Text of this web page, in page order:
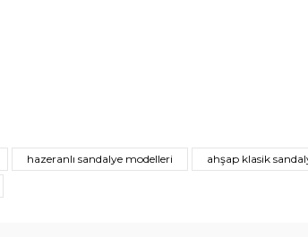
hazeranlı sandalye modelleri ahşap klasik